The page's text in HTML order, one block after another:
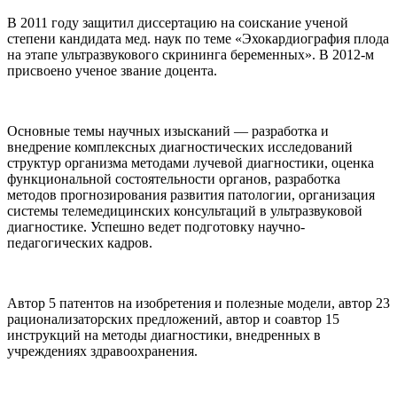
В 2011 году защитил диссертацию на соискание ученой
степени кандидата мед. наук по теме «Эхокардиография плода
на этапе ультразвукового скрининга беременных». В 2012-м
присвоено ученое звание доцента.
Основные темы научных изысканий — разработка и
внедрение комплексных диагностических исследований
структур организма методами лучевой диагностики, оценка
функциональной состоятельности органов, разработка
методов прогнозирования развития патологии, организация
системы телемедицинских консультаций в ультразвуковой
диагностике. Успешно ведет подготовку научно-
педагогических кадров.
Автор 5 патентов на изобретения и полезные модели, автор 23
рационализаторских предложений, автор и соавтор 15
инструкций на методы диагностики, внедренных в
учреждениях здравоохранения.